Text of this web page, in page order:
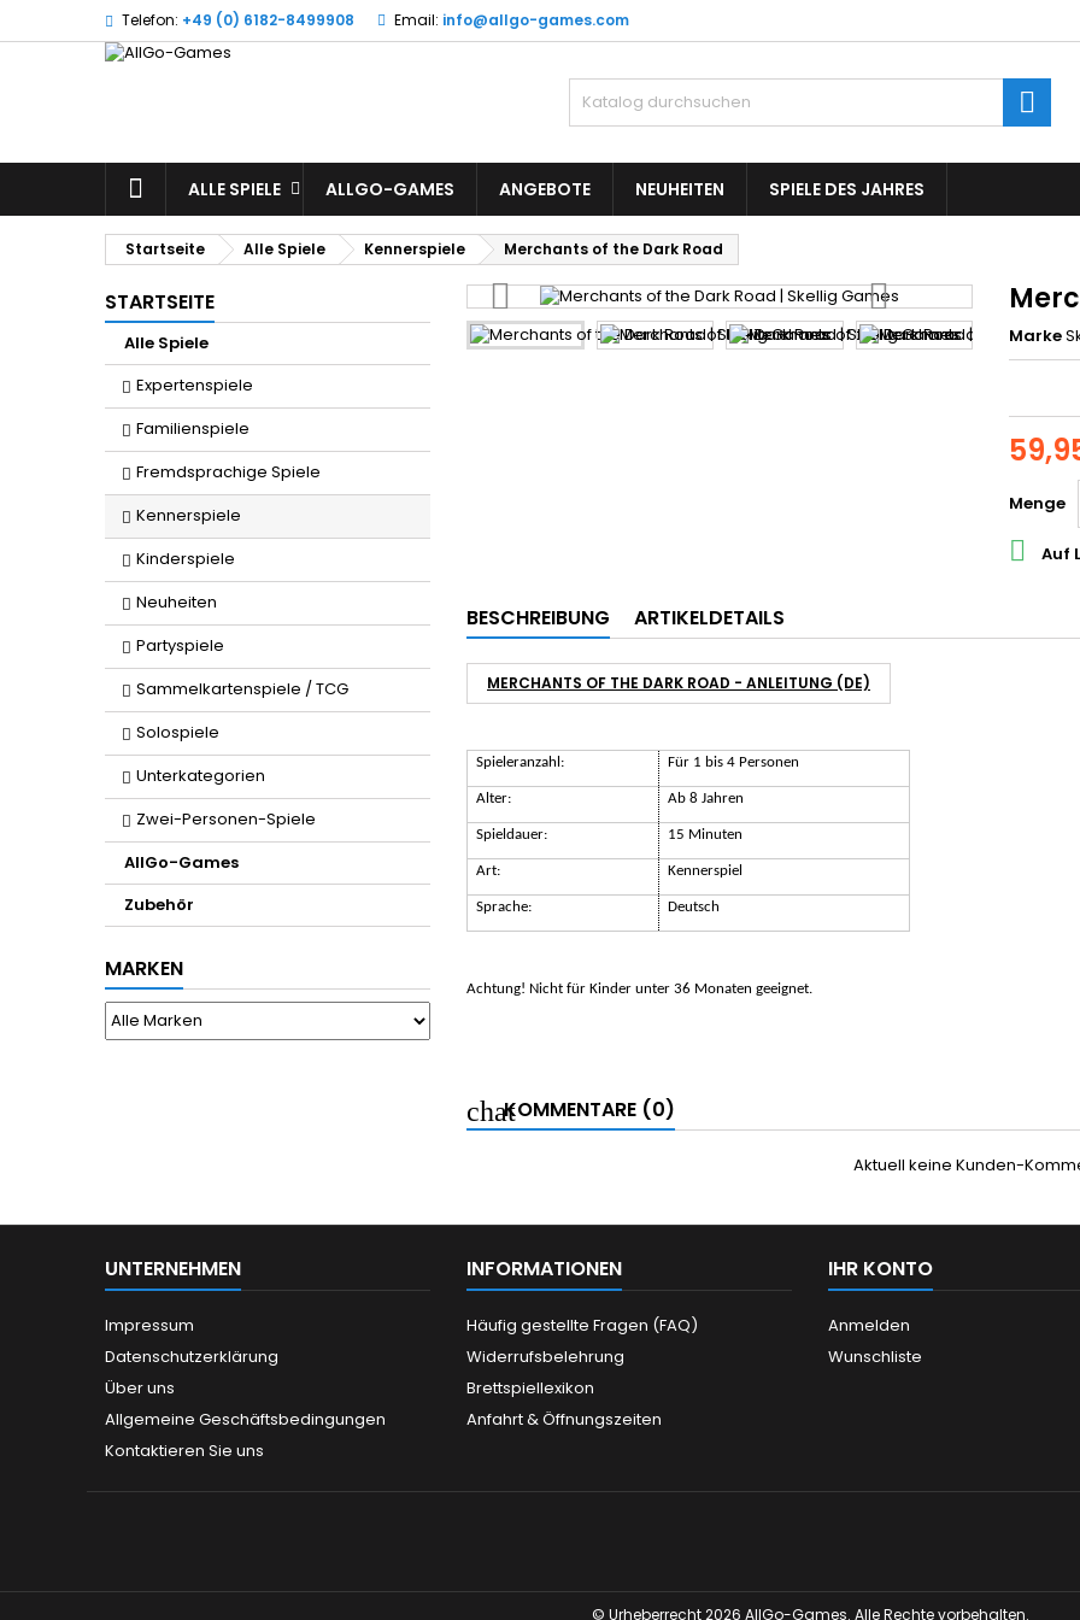
Telefon: +49 (0) 6182-8499908 Email: info@allgo-games.com
STARTSEITE
ALLE SPIELE ALLGO-GAMES ANGEBOTE NEUHEITEN SPIELE DES JAHRES
Startseite Alle Spiele Kennerspiele Merchants of the Dark Road
STARTSEITE
Alle Spiele
Expertenspiele
Familienspiele
Fremdsprachige Spiele
Kennerspiele
Kinderspiele
Neuheiten
Partyspiele
Sammelkartenspiele / TCG
Solospiele
Unterkategorien
Zwei-Personen-Spiele
AllGo-Games
Zubehör
MARKEN
Marke
Menge
 Auf
BESCHREIBUNG ARTIKELDETAILS
MERCHANTS OF THE DARK ROAD - ANLEITUNG (DE)
Spieleranzahl: Für 1 bis 4 Personen
Alter: Ab 8 Jahren
Spieldauer: 15 Minuten
Art: Kennerspiel
Sprache: Deutsch
Achtung! Nicht für Kinder unter 36 Monaten geeignet.
KOMMENTARE (0)
Aktuell keine Kunden-
UNTERNEHMEN
Impressum
Datenschutzerklärung
Über uns
Allgemeine Geschäftsbedingungen
Kontaktieren Sie uns
INFORMATIONEN
Häufig gestellte Fragen (FAQ)
Widerrufsbelehrung
Brettspiellexikon
Anfahrt & Öffnungszeiten
IHR KONTO
Anmelden
Wunschliste
Wunschliste
Neue Liste
((title))
Anmelden
Sie müssen angemeldet sein, um Artikel Ihrer Wunschliste
© Urheberrecht 2026 AllGo-Games. Alle Rechte vorbehalten.